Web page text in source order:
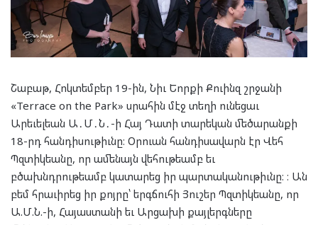
Շաբաթ, Հոկտեմբեր 19-ին, Նիւ Եորքի Քուինզ շրջանի
«Terrace on the Park» սրահին մէջ տեղի ունեցաւ
Արեւելեան Ա․Մ․Ն․-ի Հայ Դատի տարեկան մեծարանքի
18-րդ հանդիսութիւնը։ Օրուան հանդիսավարն էր Վեհ
Պզտիկեանը, որ ամենայն վեհութեամբ եւ
բծախնդրութեամբ կատարեց իր պարտականութիւնը։ ։ Ան
բեմ հրաւիրեց իր քոյրը՝ երգճուհի Յուշեր Պզտիկեանը, որ
Ա.Մ.Ն.-ի, Հայաստանի եւ Արցախի քայլերգները